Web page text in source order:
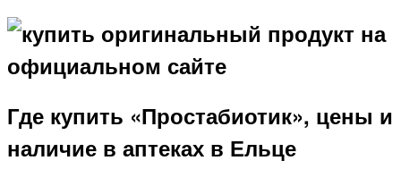
Где купить «Простабиотик», цены и
наличие в аптеках в Ельце